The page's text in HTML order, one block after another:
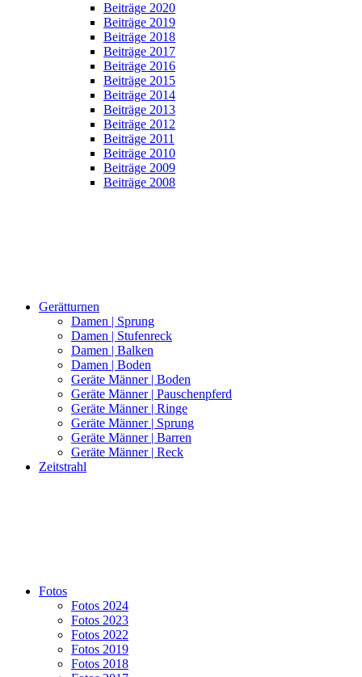
Beiträge 2020
Beiträge 2019
Beiträge 2018
Beiträge 2017
Beiträge 2016
Beiträge 2015
Beiträge 2014
Beiträge 2013
Beiträge 2012
Beiträge 2011
Beiträge 2010
Beiträge 2009
Beiträge 2008
Gerätturnen
Damen | Sprung
Damen | Stufenreck
Damen | Balken
Damen | Boden
Geräte Männer | Boden
Geräte Männer | Pauschenpferd
Geräte Männer | Ringe
Geräte Männer | Sprung
Geräte Männer | Barren
Geräte Männer | Reck
Zeitstrahl
Fotos
Fotos 2024
Fotos 2023
Fotos 2022
Fotos 2019
Fotos 2018